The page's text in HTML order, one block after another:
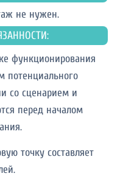
не нужен.
функционирования
потенциального
со сценарием и
перед началом
точку составляет